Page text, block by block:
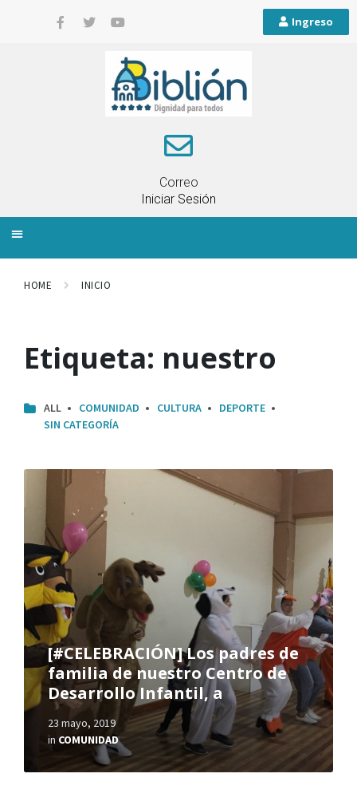
Ingreso
Correo
Iniciar Sesión
HOME INICIO
Etiqueta: nuestro
ALL COMUNIDAD CULTURA
DEPORTE
SIN CATEGORÍA
[#CELEBRACIÓN] Los padres de
familia de nuestro Centro de
Desarrollo Infantil, a
23 mayo, 2019
in COMUNIDAD